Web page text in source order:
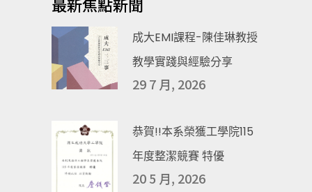
成大EMI課程-陳佳琳教授
教學實踐與經驗分享
29 7 月, 2026
恭賀!!本系榮獲工學院115
年度整潔競賽 特優
20 5 月, 2026